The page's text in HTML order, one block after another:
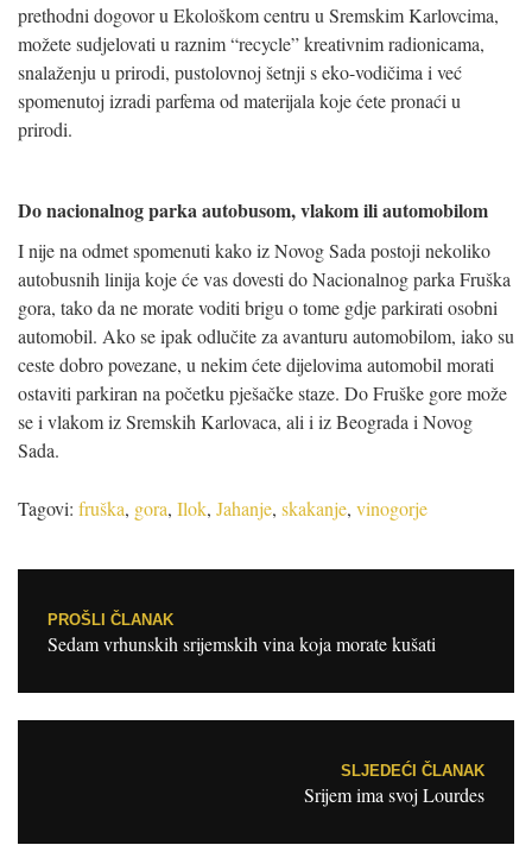
prethodni dogovor u Ekološkom centru u Sremskim Karlovcima,
možete sudjelovati u raznim “recycle” kreativnim radionicama,
snalaženju u prirodi, pustolovnoj šetnji s eko-vodičima i već
spomenutoj izradi parfema od materijala koje ćete pronaći u
prirodi.
Do nacionalnog parka autobusom, vlakom ili automobilom
I nije na odmet spomenuti kako iz Novog Sada postoji nekoliko
autobusnih linija koje će vas dovesti do Nacionalnog parka Fruška
gora, tako da ne morate voditi brigu o tome gdje parkirati osobni
automobil. Ako se ipak odlučite za avanturu automobilom, iako su
ceste dobro povezane, u nekim ćete dijelovima automobil morati
ostaviti parkiran na početku pješačke staze. Do Fruške gore može
se i vlakom iz Sremskih Karlovaca, ali i iz Beograda i Novog
Sada.
Tagovi: fruška, gora, Ilok, Jahanje, skakanje, vinogorje
Post navigation
PROŠLI ČLANAK
Sedam vrhunskih srijemskih vina koja morate kušati
SLJEDEĆI ČLANAK
Srijem ima svoj Lourdes